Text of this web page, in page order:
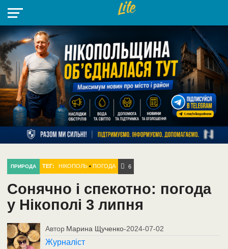
НІКОПОЛЬ
РАЙОН
СІЧЕСЛАВСЬКА
УКРАЇНА
РЕТРО
НІКОПОЛЬ
ЛАЙТ
УКРАЇНА
ДОПОМОГА
РАДІО
ПРИРОДА ТЕГ: НІКОПОЛЬ• ПОГОДА 6
Сонячно і спекотно: погода
у Нікополі 3 липня
Автор Марина Щученко-2024-07-02
Журналіст